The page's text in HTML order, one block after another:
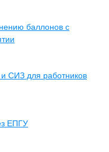
баллонов с
СИЗ для работников
ЕПГУ